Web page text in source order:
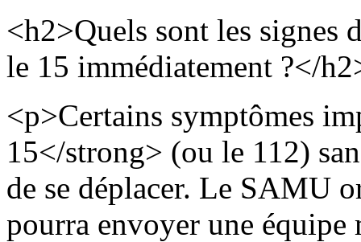
<h2>Quels sont les signes
le 15 immédiatement ?</
<p>Certains symptômes
15</strong> (ou le 112)
de se déplacer. Le SAMU
pourra envoyer une équipe